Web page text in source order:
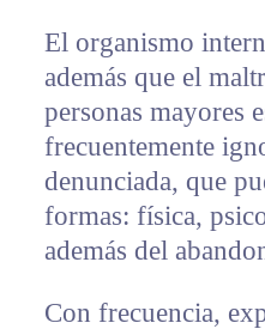
El organismo
además que el
personas mayores
frecuentemente
denunciada, que
formas: física,
además del
Con frecuencia,